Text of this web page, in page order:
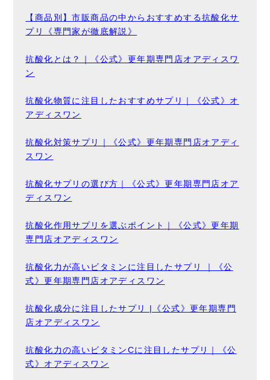
【商品別】市販商品の中からおすすめする抗酸化サ
プリ《専門家が徹底解説》
抗酸化とは？｜《公式》更年期専門店オアディスワ
ン
抗酸化物質に注目したおすすめサプリ｜《公式》オ
アディスワン
抗酸化対策サプリ｜《公式》更年期専門店オアディ
スワン
抗酸化サプリの選び方｜《公式》更年期専門店オア
ディスワン
抗酸化作用サプリを選ぶポイント｜《公式》更年期
専門店オアディスワン
抗酸化力が高いビタミンに注目したサプリ ｜《公
式》更年期専門店オアディスワン
抗酸化成分に注目したサプリ |《公式》更年期専門
店オアディスワン
抗酸化力の高いビタミンCに注目したサプリ｜《公
式》オアディスワン